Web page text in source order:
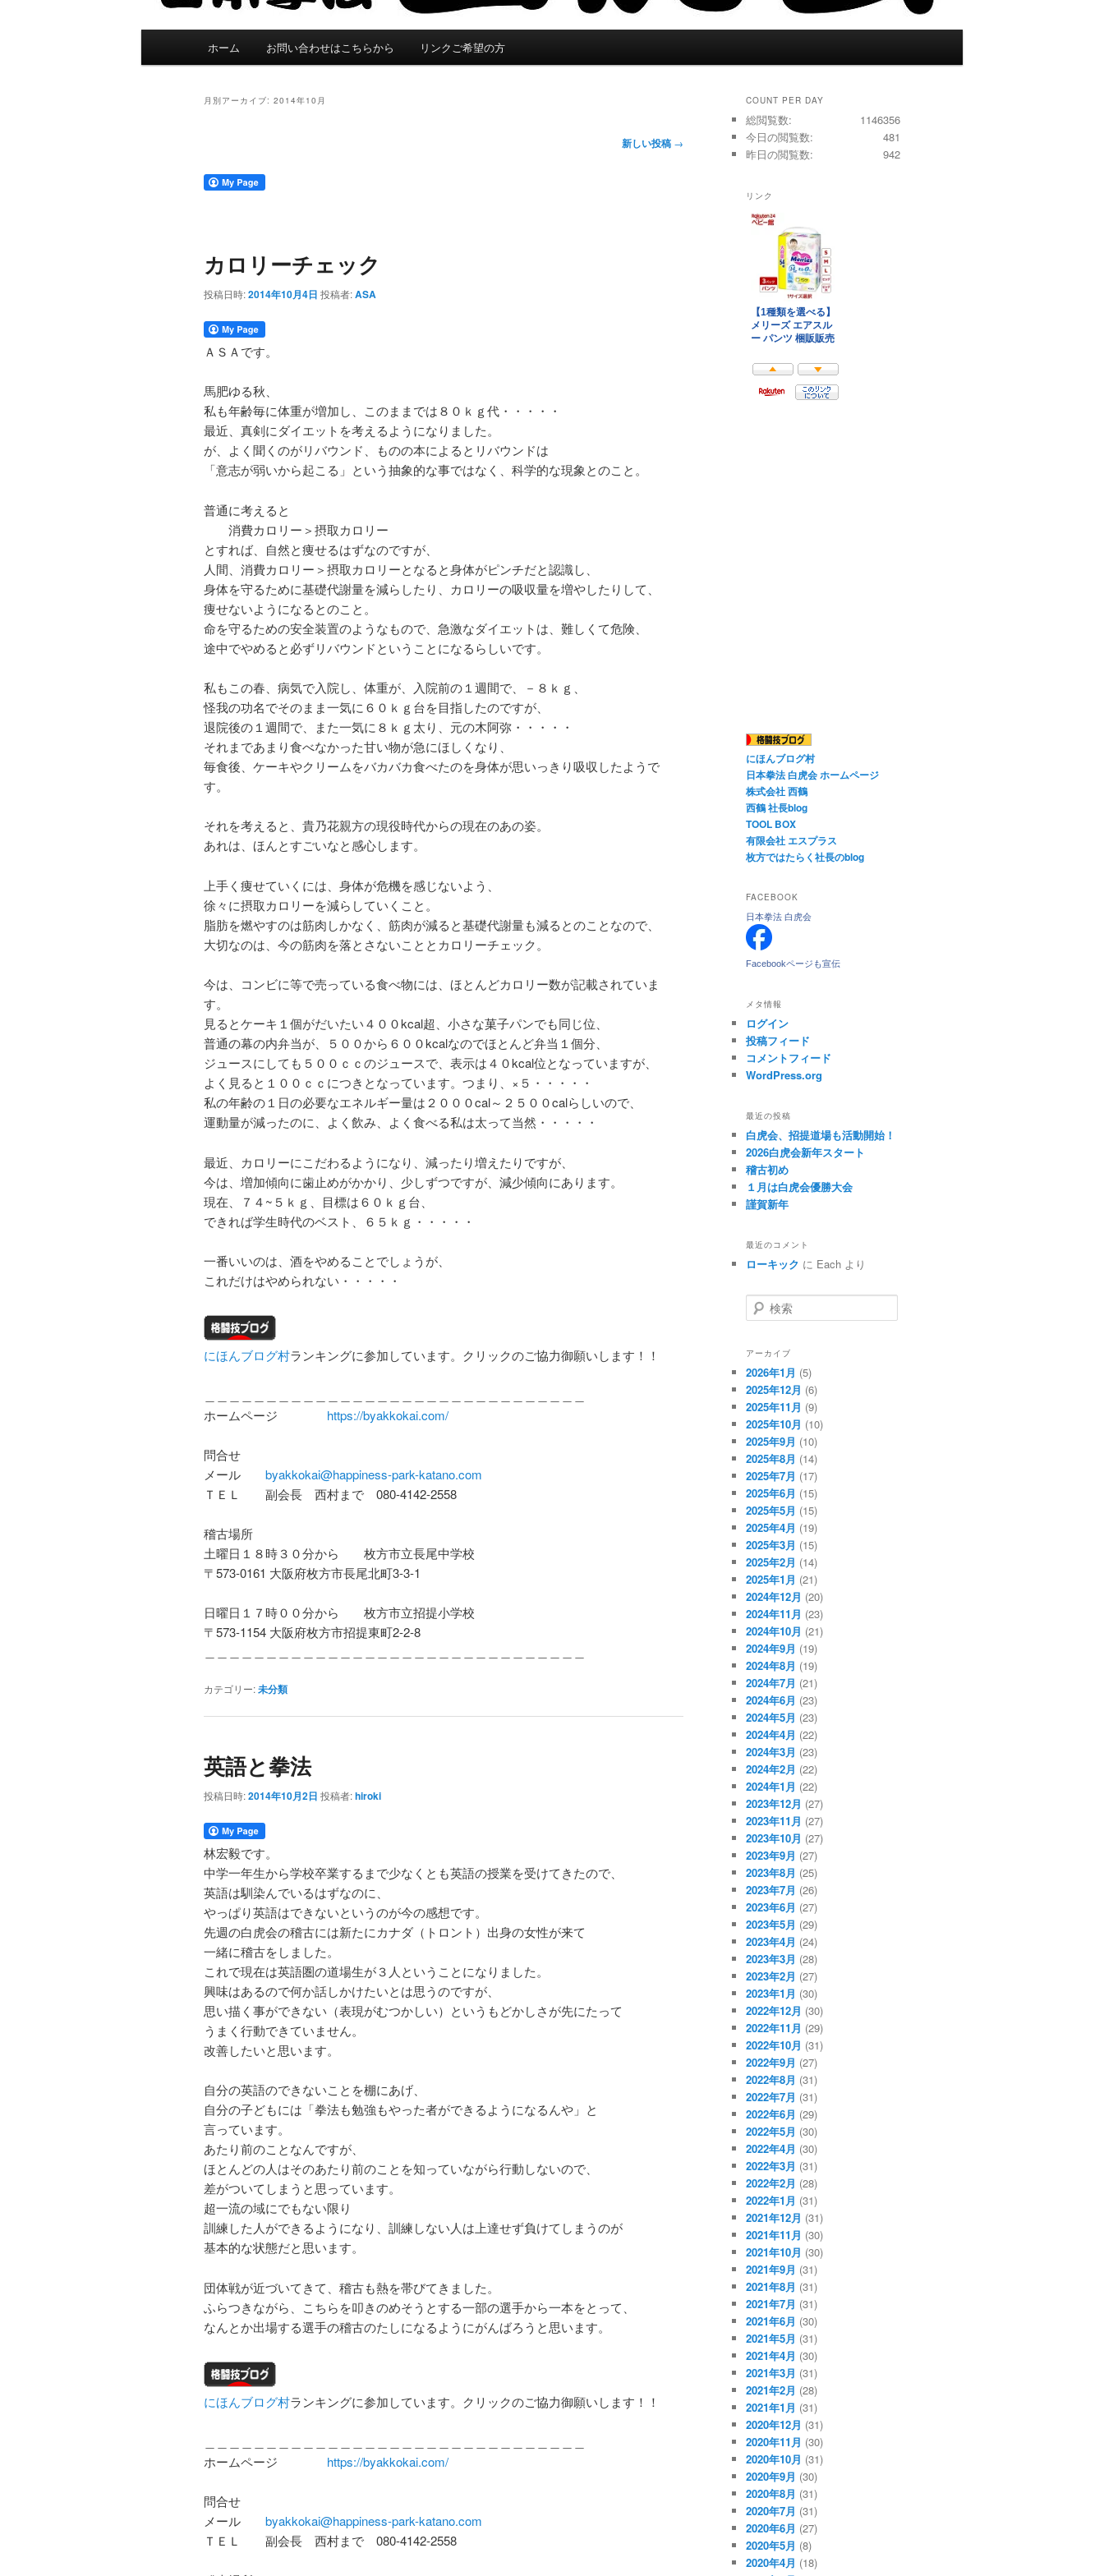
ホーム お問い合わせはこちらから リンクご希望の方
月別アーカイブ: 2014年10月
ナ
シ
ョ
ン
新しい投稿 →
カロリーチェック
投稿日時:2014年10月4日 投稿者:ASA
ＡＳＡです。
馬肥ゆる秋、
私も年齢毎に体重が増加し、このままでは８０ｋｇ代・・・・・
最近、真剣にダイエットを考えるようになりました。
が、よく聞くのがリバウンド、ものの本によるとリバウンドは
「意志が弱いから起こる」という抽象的な事ではなく、科学的な現象とのこと。
普通に考えると
消費カロリー＞摂取カロリー
とすれば、自然と痩せるはずなのですが、
人間、消費カロリー＞摂取カロリーとなると身体がピンチだと認識し、
身体を守るために基礎代謝量を減らしたり、カロリーの吸収量を増やしたりして、
痩せないようになるとのこと。
命を守るための安全装置のようなもので、急激なダイエットは、難しくて危険、
途中でやめると必ずリバウンドということになるらしいです。
私もこの春、病気で入院し、体重が、入院前の１週間で、－８ｋｇ、
怪我の功名でそのまま一気に６０ｋｇ台を目指したのですが、
退院後の１週間で、また一気に８ｋｇ太り、元の木阿弥・・・・・
それまであまり食べなかった甘い物が急にほしくなり、
毎食後、ケーキやクリームをバカバカ食べたのを身体が思いっきり吸収したようで
す。
それを考えると、貴乃花親方の現役時代からの現在のあの姿。
あれは、ほんとすごいなと感心します。
上手く痩せていくには、身体が危機を感じないよう、
徐々に摂取カロリーを減らしていくこと。
脂肪を燃やすのは筋肉しかなく、筋肉が減ると基礎代謝量も減るとのことなので、
大切なのは、今の筋肉を落とさないこととカロリーチェック。
今は、コンビに等で売っている食べ物には、ほとんどカロリー数が記載されていま
す。
見るとケーキ１個がだいたい４００kcal超、小さな菓子パンでも同じ位、
普通の幕の内弁当が、５００から６００kcalなのでほとんど弁当１個分、
ジュースにしても５００ｃｃのジュースで、表示は４０kcal位となっていますが、
よく見ると１００ｃｃにつきとなっています。つまり、×５・・・・・
私の年齢の１日の必要なエネルギー量は２０００cal～２５００calらしいので、
運動量が減ったのに、よく飲み、よく食べる私は太って当然・・・・・
最近、カロリーにこだわるようになり、減ったり増えたりですが、
今は、増加傾向に歯止めがかかり、少しずつですが、減少傾向にあります。
現在、７４~５ｋｇ、目標は６０ｋｇ台、
できれば学生時代のベスト、６５ｋｇ・・・・・
一番いいのは、酒をやめることでしょうが、
これだけはやめられない・・・・・
にほんブログ村ランキングに参加しています。クリックのご協力御願いします！！
ホームページ https://byakkokai.com/
問合せ
メール byakkokai@happiness-park-katano.com
ＴＥＬ 副会長 西村まで 080-4142-2558
稽古場所
土曜日１８時３０分から 枚方市立長尾中学校
〒573-0161 大阪府枚方市長尾北町3-3-1
日曜日１７時００分から 枚方市立招提小学校
〒573-1154 大阪府枚方市招提東町2-2-8
カテゴリー:未分類
英語と拳法
投稿日時:2014年10月2日 投稿者:hiroki
林宏毅です。
中学一年生から学校卒業するまで少なくとも英語の授業を受けてきたので、
英語は馴染んでいるはずなのに、
やっぱり英語はできないというのが今の感想です。
先週の白虎会の稽古には新たにカナダ（トロント）出身の女性が来て
一緒に稽古をしました。
これで現在は英語圏の道場生が３人ということになりました。
興味はあるので何か話しかけたいとは思うのですが、
思い描く事ができない（表現がむつかしい）というもどかしさが先にたって
うまく行動できていません。
改善したいと思います。
自分の英語のできないことを棚にあげ、
自分の子どもには「拳法も勉強もやった者ができるようになるんや」と
言っています。
あたり前のことなんですが、
ほとんどの人はそのあたり前のことを知っていながら行動しないので、
差がついてしまうと思っています。
超一流の域にでもない限り
訓練した人ができるようになり、訓練しない人は上達せず負けてしまうのが
基本的な状態だと思います。
団体戦が近づいてきて、稽古も熱を帯びてきました。
ふらつきながら、こちらを叩きのめそうとする一部の選手から一本をとって、
なんとか出場する選手の稽古のたしになるようにがんばろうと思います。
にほんブログ村ランキングに参加しています。クリックのご協力御願いします！！
ホームページ https://byakkokai.com/
問合せ
メール byakkokai@happiness-park-katano.com
ＴＥＬ 副会長 西村まで 080-4142-2558
COUNT PER DAY
1146356
総閲覧数:
481
今日の閲覧数:
942
昨日の閲覧数:
リンク
にほんブログ村
日本拳法 白虎会 ホームページ
株式会社 西鶴
西鶴 社長blog
TOOL BOX
有限会社 エスプラス
枚方ではたらく社長のblog
FACEBOOK
日本拳法 白虎会
Facebookページも宣伝
メタ情報
ログイン
投稿フィード
コメントフィード
WordPress.org
最近の投稿
白虎会、招提道場も活動開始！
2026白虎会新年スタート
稽古初め
１月は白虎会優勝大会
謹賀新年
最近のコメント
ローキック に Each より
検
索
アーカイブ
2026年1月 (5)
2025年12月 (6)
2025年11月 (9)
2025年10月 (10)
2025年9月 (10)
2025年8月 (14)
2025年7月 (17)
2025年6月 (15)
2025年5月 (15)
2025年4月 (19)
2025年3月 (15)
2025年2月 (14)
2025年1月 (21)
2024年12月 (20)
2024年11月 (23)
2024年10月 (21)
2024年9月 (19)
2024年8月 (19)
2024年7月 (21)
2024年6月 (23)
2024年5月 (23)
2024年4月 (22)
2024年3月 (23)
2024年2月 (22)
2024年1月 (22)
2023年12月 (27)
2023年11月 (27)
2023年10月 (27)
2023年9月 (27)
2023年8月 (25)
2023年7月 (26)
2023年6月 (27)
2023年5月 (29)
2023年4月 (24)
2023年3月 (28)
2023年2月 (27)
2023年1月 (30)
2022年12月 (30)
2022年11月 (29)
2022年10月 (31)
2022年9月 (27)
2022年8月 (31)
2022年7月 (31)
2022年6月 (29)
2022年5月 (30)
2022年4月 (30)
2022年3月 (31)
2022年2月 (28)
2022年1月 (31)
2021年12月 (31)
2021年11月 (30)
2021年10月 (30)
2021年9月 (31)
2021年8月 (31)
2021年7月 (31)
2021年6月 (30)
2021年5月 (31)
2021年4月 (30)
2021年3月 (31)
2021年2月 (28)
2021年1月 (31)
2020年12月 (31)
2020年11月 (30)
2020年10月 (31)
2020年9月 (30)
2020年8月 (31)
2020年7月 (31)
2020年6月 (27)
2020年5月 (8)
2020年4月 (18)